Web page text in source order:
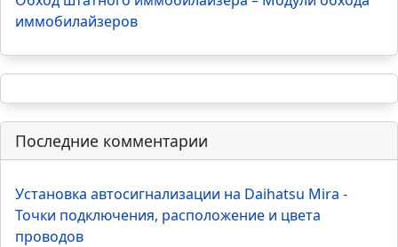
иммобилайзеров
Последние комментарии
Установка автосигнализации на Daihatsu Mira -
Точки подключения, расположение и цвета
проводов